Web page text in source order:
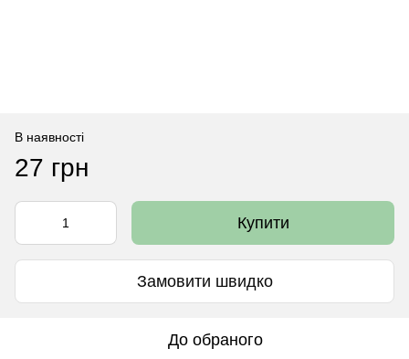
В наявності
27 грн
Купити
Замовити швидко
До обраного